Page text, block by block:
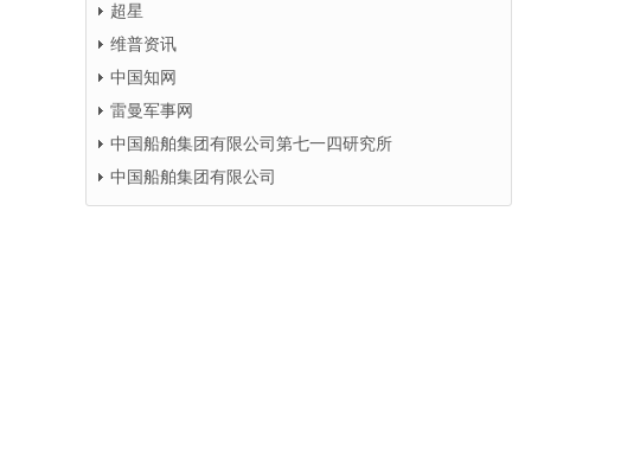
超星
维普资讯
中国知网
雷曼军事网
中国船舶集团有限公司第七一四研究所
中国船舶集团有限公司